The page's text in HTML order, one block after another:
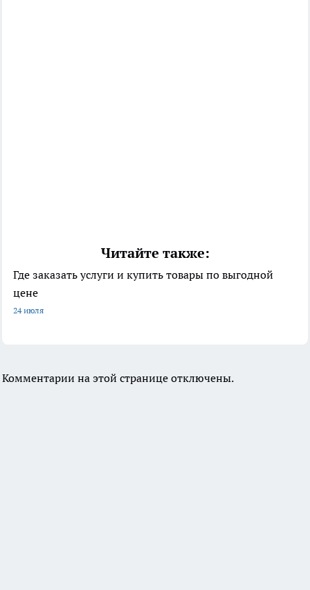
Читайте также:
Где заказать услуги и купить товары по выгодной
цене
24 июля
Комментарии на этой странице отключены.